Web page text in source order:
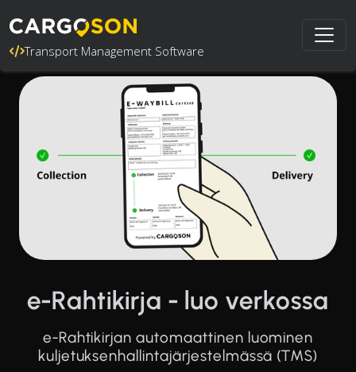
Transport Management Software
e-Rahtikirja - luo verkossa
e-Rahtikirjan automaattinen luominen
kuljetuksenhallintajärjestelmässä (TMS)